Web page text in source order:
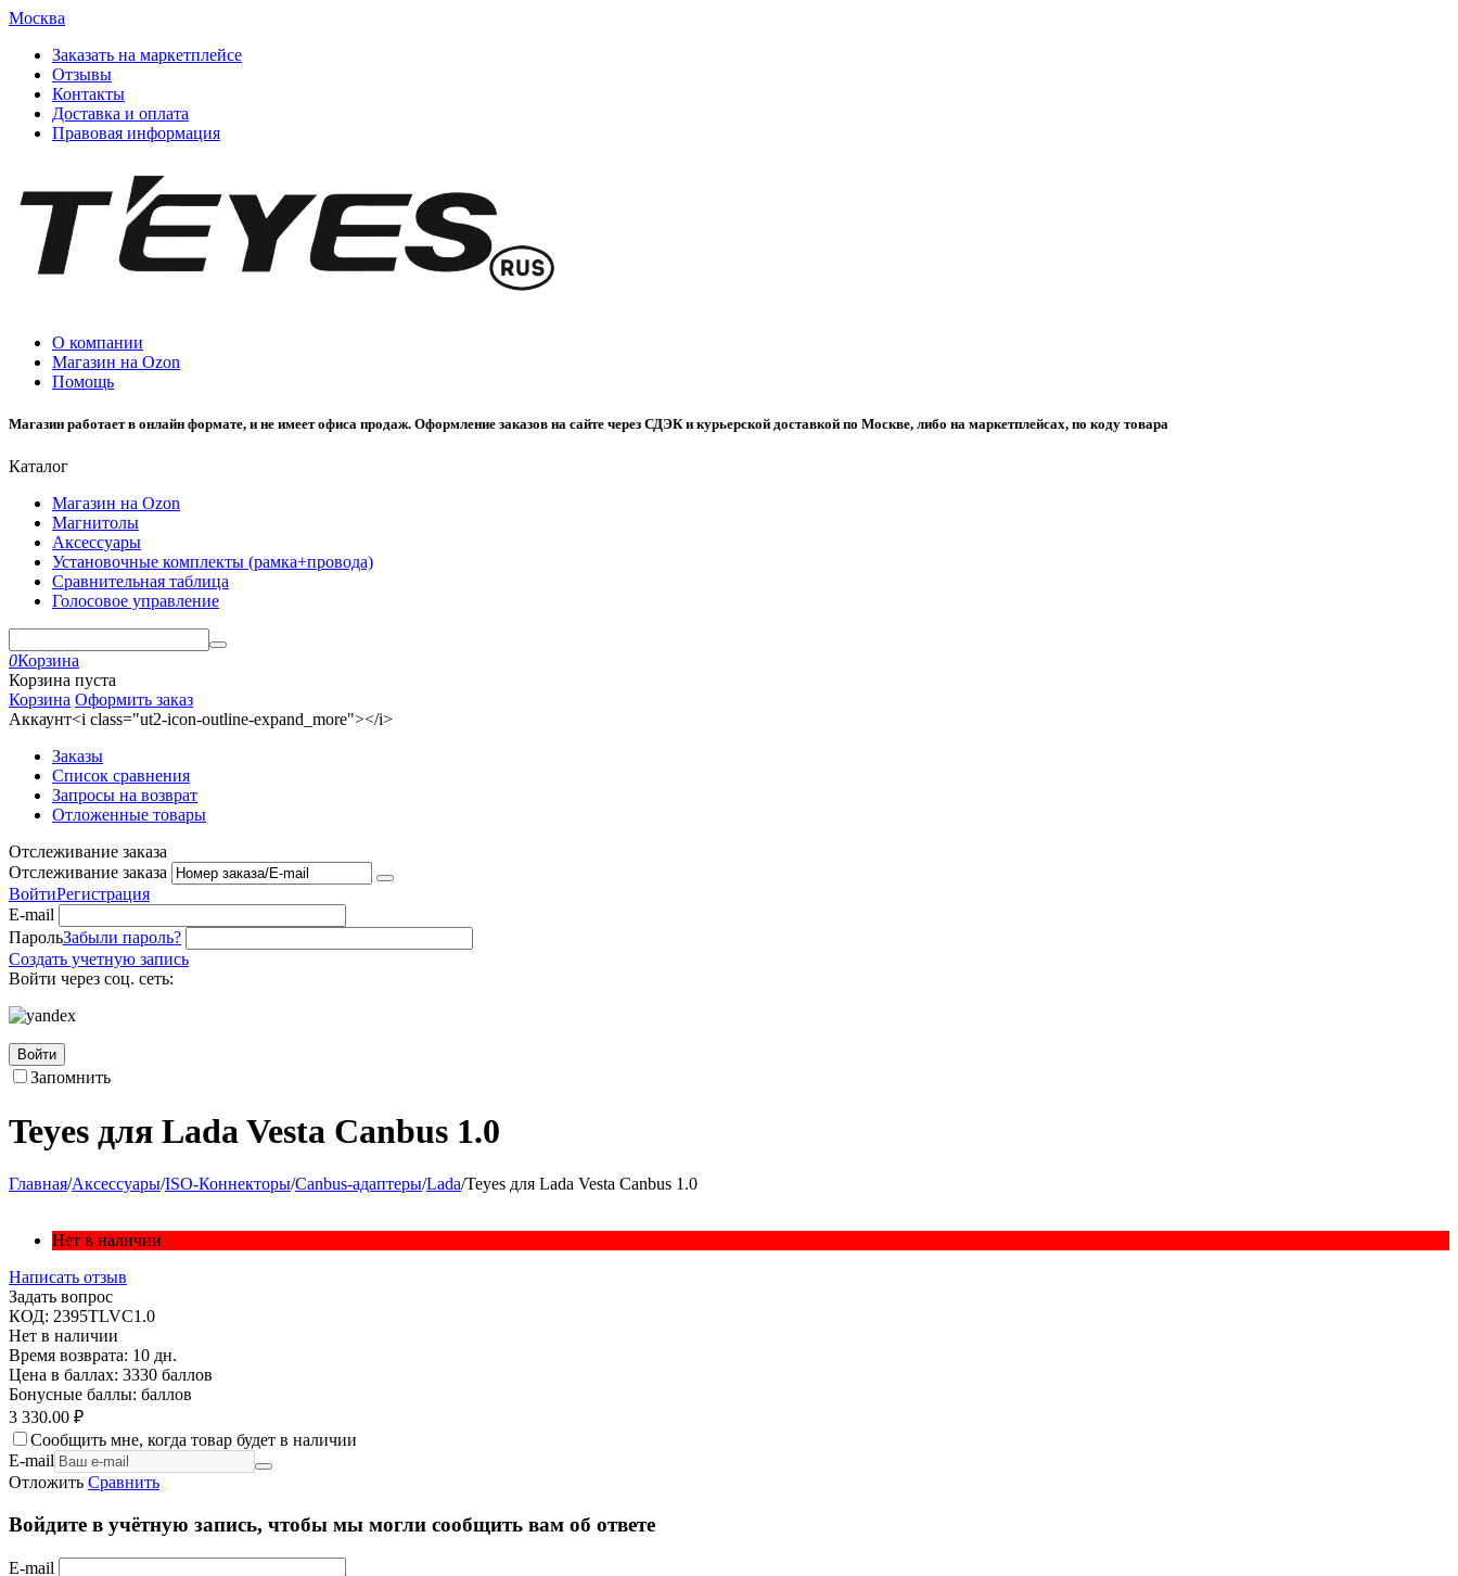
Москва
Заказать на маркетплейсе
Отзывы
Контакты
Доставка и оплата
Правовая информация
О компании
Магазин на Ozon
Помощь
Магазин работает в онлайн формате, и не имеет офиса продаж. Оформление заказов на сайте через СДЭК и курьерской доставкой по Москве, либо на маркетплейсах, по коду товара
Каталог
Магазин на Ozon
Магнитолы
Аксессуары
Установочные комплекты (рамка+провода)
Сравнительная таблица
Голосовое управление
0Корзина
Корзина пуста
Корзина Оформить заказ
Аккаунт<i class="ut2-icon-outline-expand_more"></i>
Заказы
Список сравнения
Запросы на возврат
Отложенные товары
Отслеживание заказа
Отслеживание заказа
ВойтиРегистрация
E-mail
ПарольЗабыли пароль?
Создать учетную запись
Войти через соц. сеть:
Войти
Запомнить
Teyes для Lada Vesta Canbus 1.0
Главная/Аксессуары/ISO-Коннекторы/Canbus-адаптеры/Lada/Teyes для Lada Vesta Canbus 1.0
Нет в наличии
Написать отзыв
Задать вопрос
КОД: 2395TLVC1.0
Нет в наличии
Время возврата: 10 дн.
Цена в баллах: 3330 баллов
Бонусные баллы: баллов
3 330.00 ₽
Сообщить мне, когда товар будет в наличии
E-mail
Отложить Сравнить
Войдите в учётную запись, чтобы мы могли сообщить вам об ответе
E-mail